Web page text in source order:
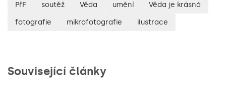
PřF soutěž Věda umění Věda je krásná
fotografie mikrofotografie ilustrace
Související články